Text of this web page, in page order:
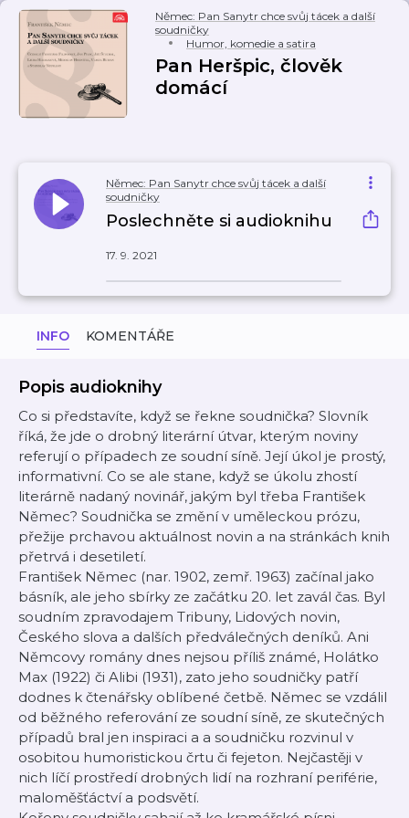
Němec: Pan Sanytr chce svůj tácek a další
soudničky
Humor, komedie a satira
Pan Heršpic, člověk
domácí
Němec: Pan Sanytr chce svůj tácek a další
soudničky
Poslechněte si audioknihu
17. 9. 2021
INFO KOMENTÁŘE
Popis audioknihy
Co si představíte, když se řekne soudnička? Slovník
říká, že jde o drobný literární útvar, kterým noviny
referují o případech ze soudní síně. Její úkol je prostý,
informativní. Co se ale stane, když se úkolu zhostí
literárně nadaný novinář, jakým byl třeba František
Němec? Soudnička se změní v uměleckou prózu,
přežije prchavou aktuálnost novin a na stránkách knih
přetrvá i desetiletí.
František Němec (nar. 1902, zemř. 1963) začínal jako
básník, ale jeho sbírky ze začátku 20. let zavál čas. Byl
soudním zpravodajem Tribuny, Lidových novin,
Českého slova a dalších předválečných deníků. Ani
Němcovy romány dnes nejsou příliš známé, Holátko
Max (1922) či Alibi (1931), zato jeho soudničky patří
dodnes k čtenářsky oblíbené četbě. Němec se vzdálil
od běžného referování ze soudní síně, ze skutečných
případů bral jen inspiraci a a soudničku rozvinul v
osobitou humoristickou črtu či fejeton. Nejčastěji v
nich líčí prostředí drobných lidí na rozhraní periférie,
maloměšťáctví a podsvětí.